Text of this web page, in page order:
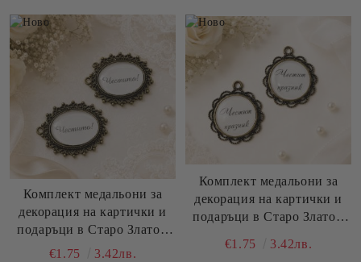
Комплект медальони за
декорация на картички и
подаръци в Старо Злато -
Честито - 3,00 х 4,00 см - 2
€1.75 3.42лв.
Комплект медальони за
декорация на картички и
подаръци в Старо Злато -
2 бр.
€1.75 3.42лв.